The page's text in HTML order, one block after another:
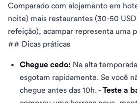
Comparado com alojamento em
noite) mais restaurantes (30-50
refeição), acampar representa uma
## Dicas práticas
Chegue cedo: Na alta
esgotam rapidamente. Se você
chegue antes das 10h. - Teste a